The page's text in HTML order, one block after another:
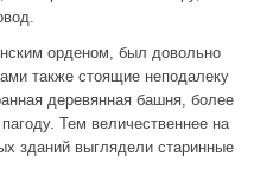
орденом, был довольно
также стоящие неподалеку
деревянная башня, более
Тем величественнее на
зданий выглядели старинные